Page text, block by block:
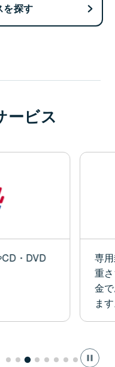
を探す
ービス
・DVD
専
重
金
ま